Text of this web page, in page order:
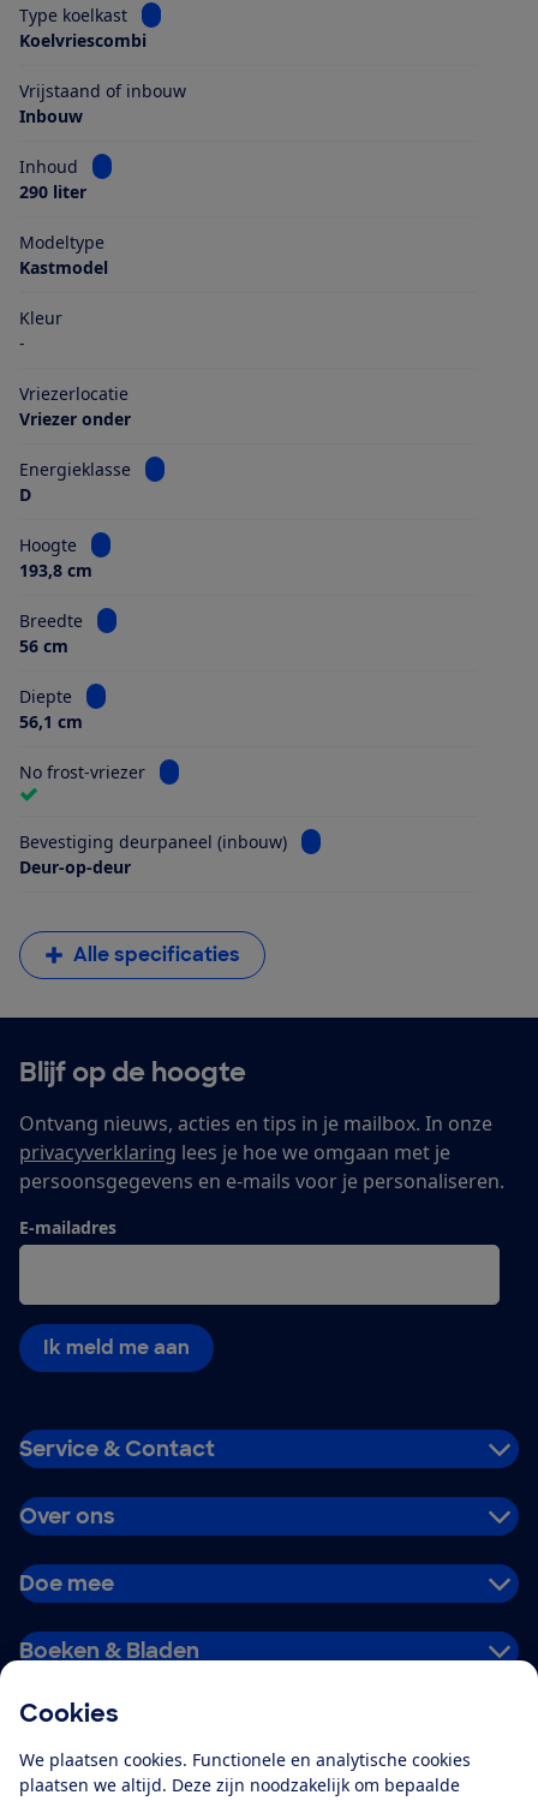
Cookies
We plaatsen cookies. Functionele en analytische cookies
plaatsen we altijd. Deze zijn noodzakelijk om bepaalde
Type koelkast
Bekijk informatie voor Type koelkast
Koelvriescombi
Vrijstaand of inbouw
Inbouw
Inhoud
Bekijk informatie voor Inhoud
290 liter
Modeltype
Kastmodel
Kleur
-
Vriezerlocatie
Vriezer onder
Energieklasse
Bekijk informatie voor Energieklasse
D
Hoogte
Bekijk informatie voor Hoogte
193,8 cm
Breedte
Bekijk informatie voor Breedte
56 cm
Diepte
Bekijk informatie voor Diepte
56,1 cm
No frost-vriezer Bekijk informatie voor No frost-vriezer
Bevestiging deurpaneel (inbouw)
Bekijk informatie voor
Deur-op-deur
Alle specificaties
Blijf op de hoogte
Ontvang nieuws, acties en tips in je mailbox. In onze
privacyverklaring lees je hoe we omgaan met je
persoonsgegevens en e-mails voor je personaliseren.
E-mailadres
Ik meld me aan
Service & Contact
Over ons
Doe mee
Boeken & Bladen